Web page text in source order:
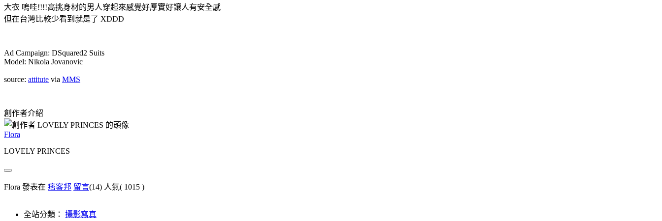
大衣 嗚哇!!!!高挑身材的男人穿起來感覺好厚實好讓人有安全感
但在台灣比較少看到就是了 XDDD
Ad Campaign: DSquared2 Suits
Model: Nikola Jovanovic
source: attitute via MMS
創作者介紹
Flora
LOVELY PRINCES
Flora 發表在 痞客邦 留言(14) 人氣( 1015 )
全站分類： 攝影寫真